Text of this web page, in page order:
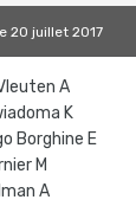
20 juillet 2017
A
K
Borghine E
M
A